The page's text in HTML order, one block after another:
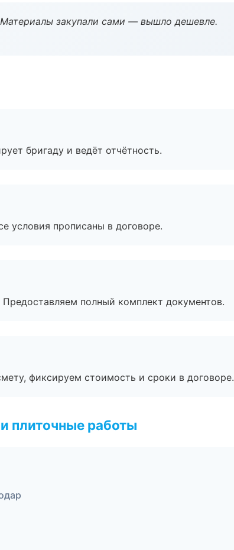
закупали сами — вышло дешевле.
бригаду и ведёт отчётность.
условия прописаны в договоре.
полный комплект документов.
фиксируем стоимость и сроки в договоре.
плиточные работы